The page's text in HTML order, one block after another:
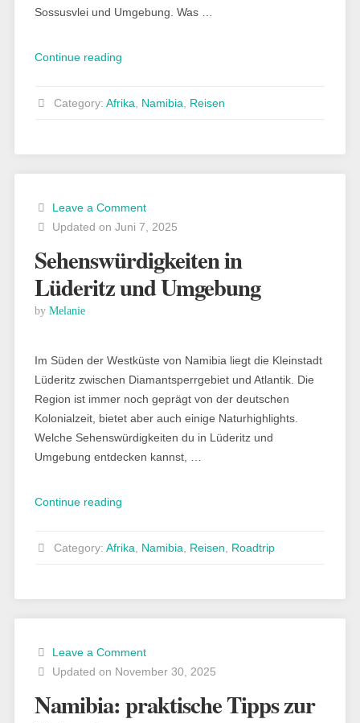
Sossusvlei und Umgebung. Was …
Continue reading„Sossusvlei
der
ältesten
der
Welt“
Category: Afrika Namibia Reisen
Leave a Comment
Updated on Juni 7, 2025
Sehenswürdigkeiten in
Lüderitz und Umgebung
by Melanie
Im Süden der Westküste von Namibia liegt die Kleinstadt
Lüderitz zwischen Diamantsperrgebiet und Atlantik. Die
Region ist immer noch geprägt von der deutschen
Kolonialzeit, bietet aber auch einige Naturhighlights.
Welche Sehenswürdigkeiten du in Lüderitz und
Umgebung entdecken kannst, …
Continue reading„Sehenswürdigkeiten
Category: Afrika Namibia Reisen Roadtrip
Leave a Comment
Updated on November 30, 2025
Namibia: praktische Tipps zur